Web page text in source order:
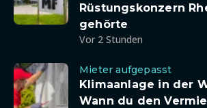
Rüstungskonzern
gehörte
Vor 2 Stunden
Mieter aufgepasst
Klimaanlage in der
Wann du den